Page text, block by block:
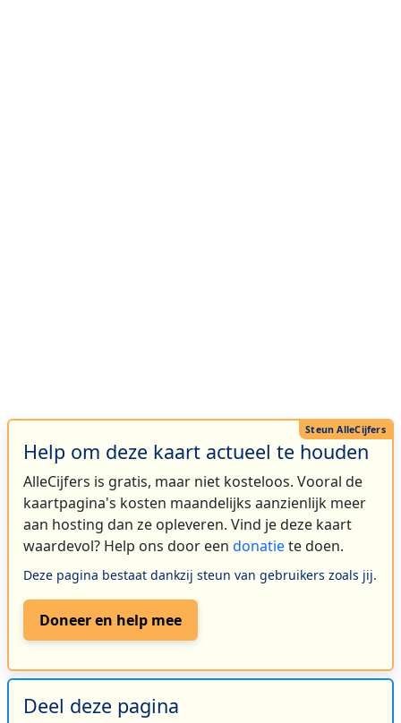
Help om deze kaart actueel te houden
AlleCijfers is gratis, maar niet kosteloos. Vooral de
kaartpagina's kosten maandelijks aanzienlijk meer
aan hosting dan ze opleveren. Vind je deze kaart
waardevol? Help ons door een donatiete doen.
Deze pagina bestaat dankzij steun van gebruikers zoals jij.
Doneer en help mee
Deel deze pagina